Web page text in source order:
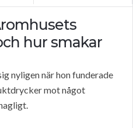
hur smakar
nyligen när hon funderade
mot något